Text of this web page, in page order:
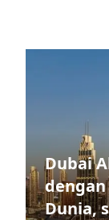
Dubai
Dunia,